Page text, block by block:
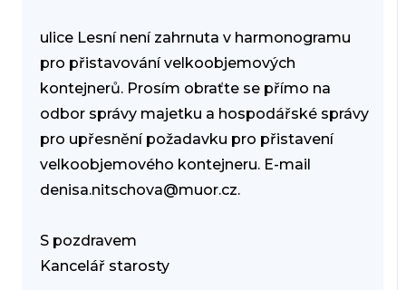
ulice Lesní není zahrnuta v harmonogramu
pro přistavování velkoobjemových
kontejnerů. Prosím obraťte se přímo na
odbor správy majetku a hospodářské správy
pro upřesnění požadavku pro přistavení
velkoobjemového kontejneru. E-mail
denisa.nitschova@muor.cz.
S pozdravem
Kancelář starosty